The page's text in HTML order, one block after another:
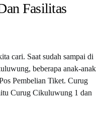
Fasilitas
cari. Saat sudah sampai di
beberapa anak-anak
Pembelian Tiket. Curug
Curug Cikuluwung 1 dan